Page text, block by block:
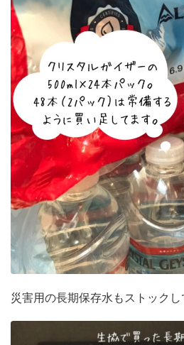
災害用の長期保存水もストックし